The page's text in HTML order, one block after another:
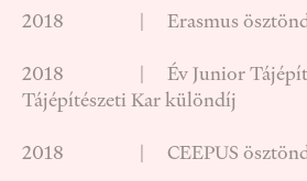
2018 | Erasmus ösztöndíj
2018 | Év Junior
Tájépítészeti Kar különdíj
2018 | CEEPUS ösztöndíj